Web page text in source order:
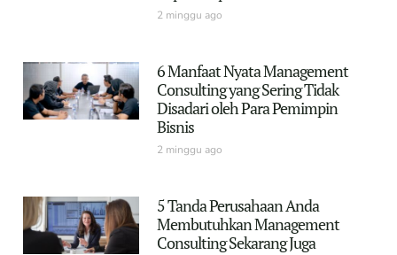
2 minggu ago
6 Manfaat Nyata Management
Consulting yang Sering Tidak
Disadari oleh Para Pemimpin
Bisnis
2 minggu ago
5 Tanda Perusahaan Anda
Membutuhkan Management
Consulting Sekarang Juga